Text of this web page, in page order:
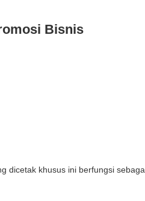
Bisnis
dicetak khusus ini berfungsi